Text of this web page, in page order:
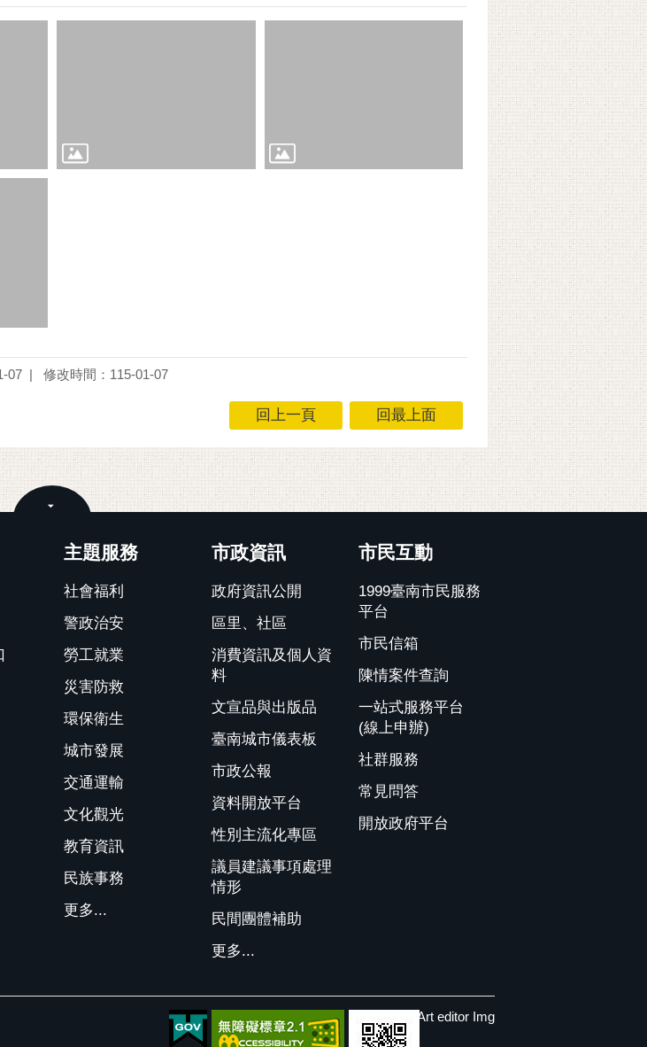
07 修改時間：115-01-07
回上一頁 回最上面
主題服務
社會福利
警政治安
勞工就業
災害防救
環保衛生
城市發展
交通運輸
文化觀光
教育資訊
民族事務
更多...
市政資訊
政府資訊公開
區里、社區
消費資訊及個人資
料
文宣品與出版品
臺南城市儀表板
市政公報
資料開放平台
性別主流化專區
議員建議事項處理
情形
民間團體補助
更多...
市民互動
1999臺南市民服務
平台
市民信箱
陳情案件查詢
一站式服務平台
(線上申辦)
社群服務
常見問答
開放政府平台